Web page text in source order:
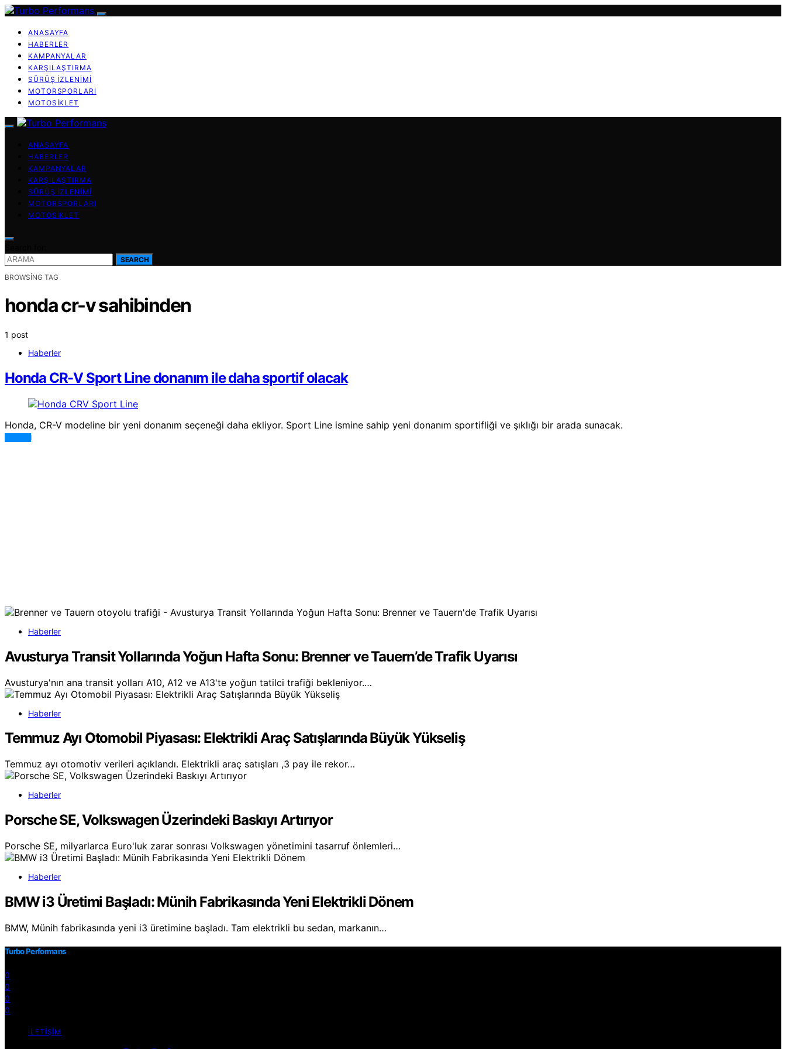
ANASAYFA
HABERLER
KAMPANYALAR
KARŞILAŞTIRMA
SÜRÜŞ İZLENIMI
MOTORSPORLARI
MOTOSIKLET
ANASAYFA
HABERLER
KAMPANYALAR
KARŞILAŞTIRMA
SÜRÜŞ İZLENIMI
MOTORSPORLARI
MOTOSIKLET
SEARCH
BROWSING TAG
honda cr-v sahibinden
1 post
Haberler
Honda CR-V Sport Line donanım ile daha sportif olacak
Honda, CR-V modeline bir yeni donanım seçeneği daha ekliyor. Sport Line ismine sahip yeni donanım sportifliği ve şıklığı bir arada sunacak.
DEVAMI
Haberler
Avusturya Transit Yollarında Yoğun Hafta Sonu: Brenner ve Tauern’de Trafik Uyarısı
Avusturya'nın ana transit yolları A10, A12 ve A13'te yoğun tatilci trafiği bekleniyor.…
Haberler
Temmuz Ayı Otomobil Piyasası: Elektrikli Araç Satışlarında Büyük Yükseliş
Temmuz ayı otomotiv verileri açıklandı. Elektrikli araç satışları ,3 pay ile rekor…
Haberler
Porsche SE, Volkswagen Üzerindeki Baskıyı Artırıyor
Porsche SE, milyarlarca Euro'luk zarar sonrası Volkswagen yönetimini tasarruf önlemleri…
Haberler
BMW i3 Üretimi Başladı: Münih Fabrikasında Yeni Elektrikli Dönem
BMW, Münih fabrikasında yeni i3 üretimine başladı. Tam elektrikli bu sedan, markanın…
Turbo Performans
0
0
0
0
İLETIŞIM